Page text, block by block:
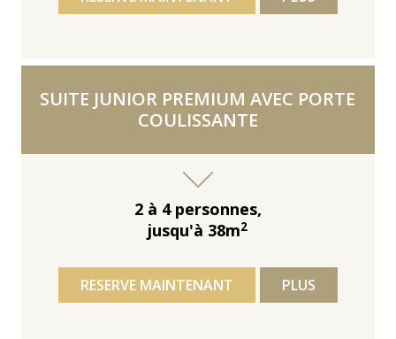
SUITE JUNIOR PREMIUM AVEC PORTE
COULISSANTE
2 à 4 personnes,
jusqu'à 38m2
RESERVE MAINTENANT PLUS